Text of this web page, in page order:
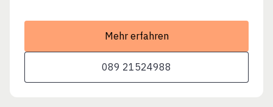
Mehr erfahren
089 21524988